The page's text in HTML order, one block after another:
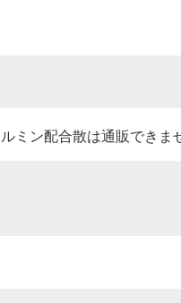
ミン配合散は通販できま